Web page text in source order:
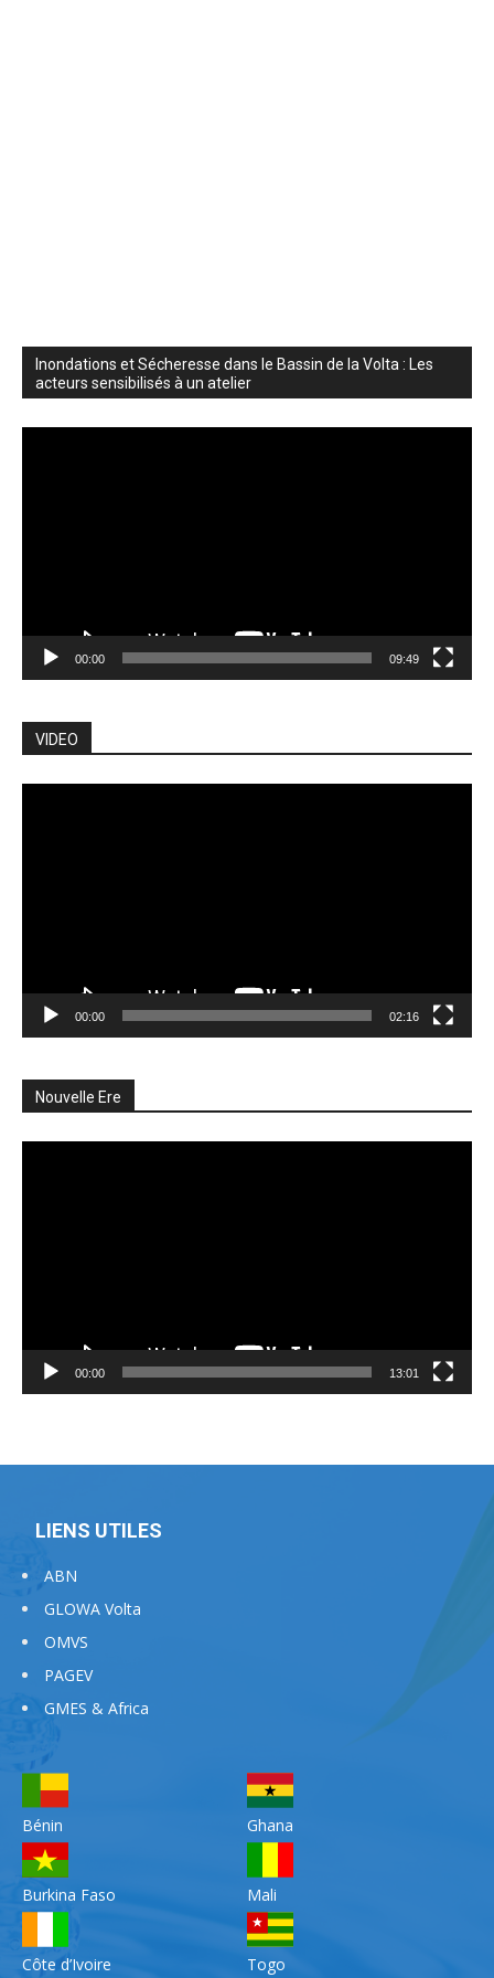
Inondations et Sécheresse dans le Bassin de la Volta : Les
acteurs sensibilisés à un atelier
00:00 09:49
VIDEO
00:00 02:16
Nouvelle Ere
00:00 13:01
LIENS UTILES
ABN
GLOWA Volta
OMVS
PAGEV
GMES & Africa
Bénin
Burkina Faso
Côte d’Ivoire
Ghana
Mali
Togo